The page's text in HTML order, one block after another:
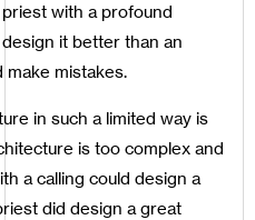
with a profound
it better than an
mistakes.
in such a limited way is
is too complex and
a calling could design a
did design a great